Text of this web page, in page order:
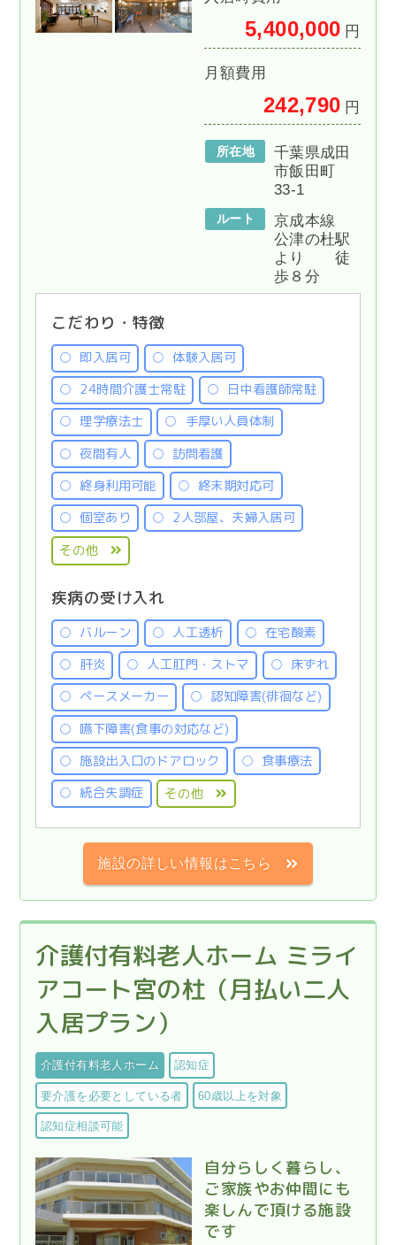
5,400,000 円
月額費用
242,790 円
所在地
千葉県成田
市飯田町
33-1
ルート
京成本線
公津の杜駅
より 徒
歩８分
こだわり・特徴
即入居可
体験入居可
24時間介護士常駐
日中看護師常駐
理学療法士
手厚い人員体制
夜間有人
訪問看護
終身利用可能
終末期対応可
個室あり
2人部屋、夫婦入居可
その他
疾病の受け入れ
バルーン 人工透析
在宅酸素
肝炎
人工肛門・ストマ
床ずれ
ペースメーカー
認知障害(徘徊など)
嚥下障害(食事の対応など)
施設出入口のドアロック
食事療法
統合失調症
その他
施設の詳しい情報はこちら
介護付有料老人ホーム ミライ
アコート宮の杜（月払い二人
入居プラン）
介護付有料老人ホーム 認知症
要介護を必要としている者 60歳以上を対象
認知症相談可能
自分らしく暮らし、
ご家族やお仲間にも
楽しんで頂ける施設
です